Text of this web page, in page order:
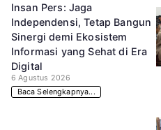
Insan Pers: Jaga
Independensi, Tetap Bangun
Sinergi demi Ekosistem
Informasi yang Sehat di Era
Digital
6 Agustus 2026
Baca Selengkapnya...